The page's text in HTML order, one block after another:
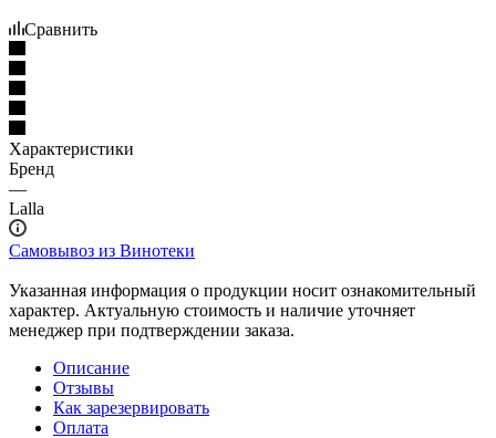
Сравнить
Характеристики
Бренд
—
Lalla
Самовывоз из Винотеки
Указанная информация о продукции носит ознакомительный
характер. Актуальную стоимость и наличие уточняет
менеджер при подтверждении заказа.
Описание
Отзывы
Как зарезервировать
Оплата